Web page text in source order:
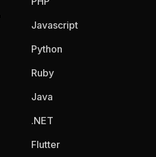
Javascript
Python
Ruby
Java
.NET
Flutter